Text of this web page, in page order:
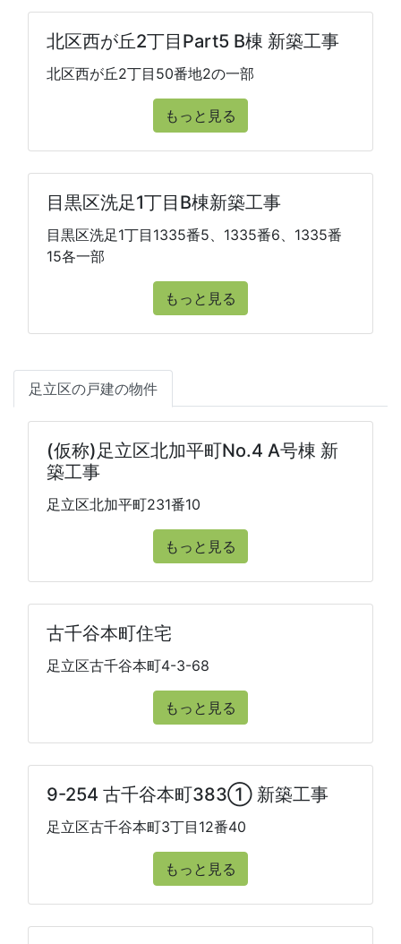
北区西が丘2丁目Part5 B棟 新築工事
北区西が丘2丁目50番地2の一部
もっと見る
目黒区洗足1丁目B棟新築工事
目黒区洗足1丁目1335番5、1335番6、1335番
15各一部
もっと見る
足立区の戸建の物件
(仮称)足立区北加平町No.4 A号棟 新
築工事
足立区北加平町231番10
もっと見る
古千谷本町住宅
足立区古千谷本町4-3-68
もっと見る
9-254 古千谷本町383① 新築工事
足立区古千谷本町3丁目12番40
もっと見る